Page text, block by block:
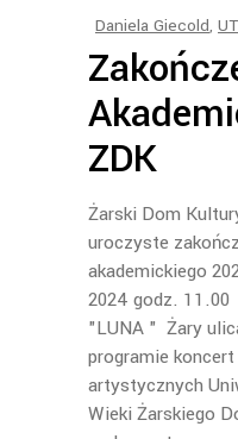
Daniela Giecold,
ZDK
Żarski Dom
uroczyste
akademickiego
2024 godz.
"LUNA " Żary
programie koncert
artystycznych
Wieki Żarskiego